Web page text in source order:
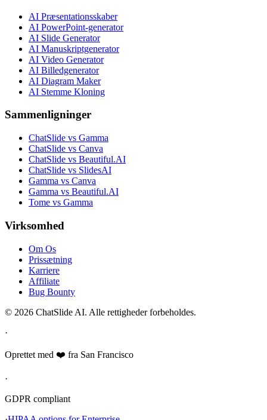
AI Præsentationsskaber
AI PowerPoint-generator
AI Slide Generator
AI Manuskriptgenerator
AI Video Generator
AI Billedgenerator
AI Diagram Maker
AI Stemme Kloning
Sammenligninger
ChatSlide vs Gamma
ChatSlide vs Canva
ChatSlide vs Beautiful.AI
ChatSlide vs SlidesAI
Gamma vs Canva
Gamma vs Beautiful.AI
Tome vs Gamma
Virksomhed
Om Os
Prissætning
Karriere
Affiliate
Bug Bounty
© 2026 ChatSlide AI. Alle rettigheder forbeholdes.
·
Oprettet med ❤️ fra San Francisco
·
GDPR compliant